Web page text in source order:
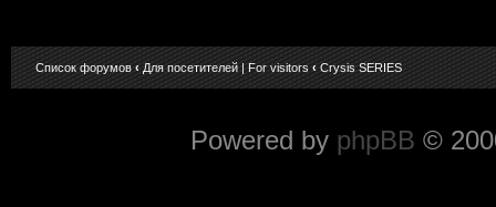
Список форумов ‹ Для посетителей | For visitors ‹ Crysis SERIES
Powered by phpBB ©